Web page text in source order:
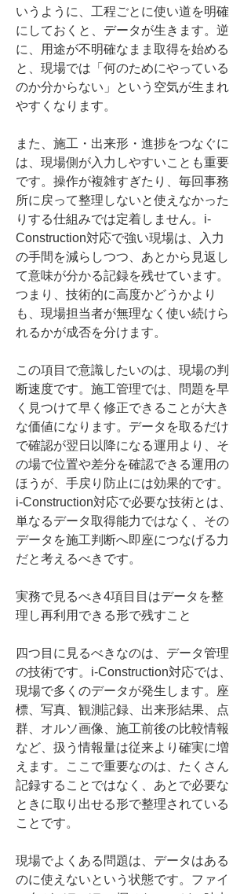
いうように、工程ごとに使い道を明確
にしておくと、データが生きます。逆
に、用途が不明確なまま取得を始める
と、現場では「何のためにやっている
のか分からない」という空気が生まれ
やすくなります。
また、施工・出来形・進捗をつなぐに
は、現場側が入力しやすいことも重要
です。操作が複雑すぎたり、毎回事務
所に戻って整理しないと使えなかった
りする仕組みでは定着しません。i-
Construction対応で強い現場は、入力
の手間を減らしつつ、あとから見返し
て意味が分かる記録を残せています。
つまり、技術的に高度かどうかより
も、現場担当者が無理なく使い続けら
れるかが成否を分けます。
この項目で意識したいのは、現場の判
断速度です。施工管理では、問題を早
く見つけて早く修正できることが大き
な価値になります。データを取るだけ
で確認が翌日以降になる運用より、そ
の場で位置や差分を確認できる運用の
ほうが、手戻り防止には効果的です。
i-Construction対応で必要な技術とは、
単なるデータ取得能力ではなく、その
データを施工判断へ即座につなげる力
だと考えるべきです。
実務で見るべき4項目目はデータを整
理し再利用できる形で残すこと
四つ目に見るべきなのは、データ管理
の技術です。i-Construction対応では、
現場で多くのデータが発生します。座
標、写真、観測記録、出来形結果、点
群、オルソ画像、施工前後の比較情報
など、扱う情報量は従来より確実に増
えます。ここで重要なのは、たくさん
記録することではなく、あとで必要な
ときに取り出せる形で整理されている
ことです。
現場でよくある問題は、データはある
のに使えないという状態です。ファイ